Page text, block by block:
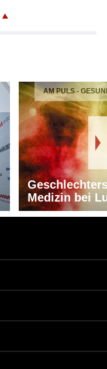
AM PULS -
Medizin bei